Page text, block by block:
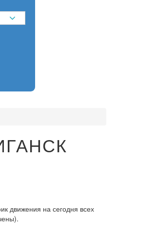
движения на сегодня всех